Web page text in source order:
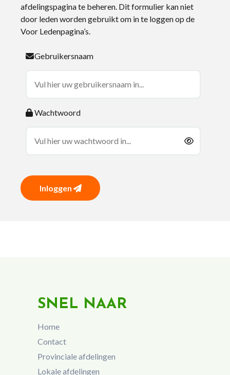
afdelingspagina te beheren. Dit formulier kan niet
door leden worden gebruikt om in te loggen op de
Voor Ledenpagina’s.
Gebruikersnaam
Wachtwoord
Inloggen
SNEL NAAR
Home
Contact
Provinciale afdelingen
Lokale afdelingen